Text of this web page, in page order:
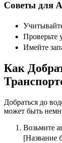
Советы для
Проверьте
Имейте
Как
Добраться до
может быть
Возьмите
[Название